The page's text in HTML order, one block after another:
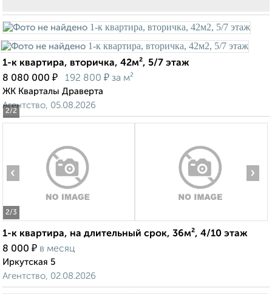
2/2
1-к квартира, вторичка, 42м², 5/7 этаж
8 080 000 ₽ 192 800 ₽ за м²
ЖК Кварталы Драверта
Агентство, 05.08.2026
2/3
‹ ›
1-к квартира, на длительный срок, 36м², 4/10 этаж
8 000 ₽ в месяц
Иркутская 5
Агентство, 02.08.2026